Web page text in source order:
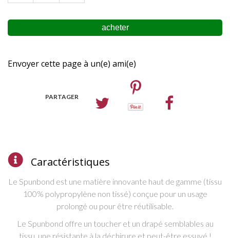
Envoyer cette page à un(e) ami(e)
PARTAGER
Caractéristiques
Le Spunbond est une matière innovante haut de gamme (tissu
100% polypropylène non tissé) conçue pour un usage
prolongé ou pour être réutilisable.
L e Spunbond offre un toucher et un drapé semblables au
tissu, une résistante à la déchirure et peut-être essuyé !